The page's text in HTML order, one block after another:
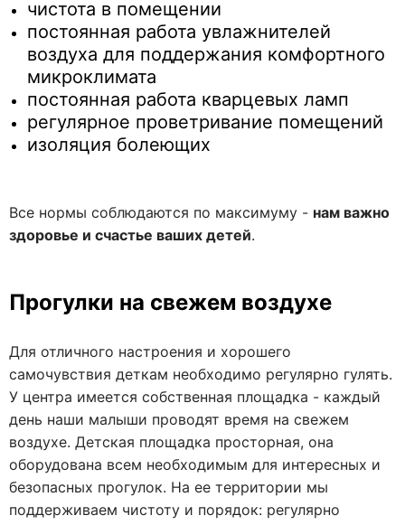
чистота в помещении
постоянная работа увлажнителей
воздуха для поддержания комфортного
микроклимата
постоянная работа кварцевых ламп
регулярное проветривание помещений
изоляция болеющих
Все нормы соблюдаются по максимуму - нам важно
здоровье и счастье ваших детей.
Прогулки на свежем воздухе
Для отличного настроения и хорошего
самочувствия деткам необходимо регулярно гулять.
У центра имеется собственная площадка - каждый
день наши малыши проводят время на свежем
воздухе. Детская площадка просторная, она
оборудована всем необходимым для интересных и
безопасных прогулок. На ее территории мы
поддерживаем чистоту и порядок: регулярно